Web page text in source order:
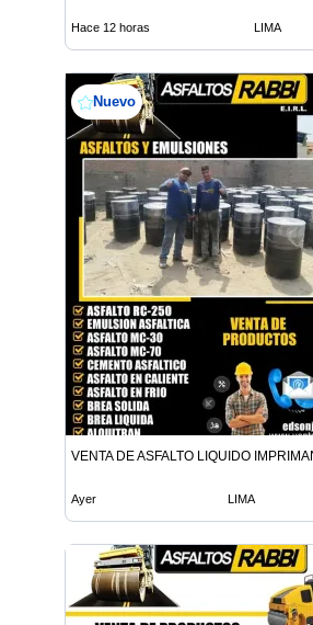
Hace 12 horas LIMA
Nuevo
VENTA DE ASFALTO LIQUIDO
Ayer LIMA